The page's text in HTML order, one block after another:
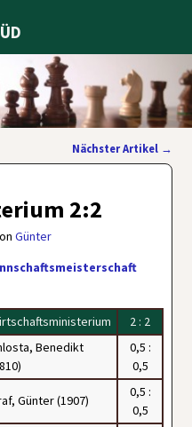
Nächster Artikel →
2:2
Günter
2 : 2
Benedikt
0,5 :
0,5
Günter (1907)
0,5 :
0,5